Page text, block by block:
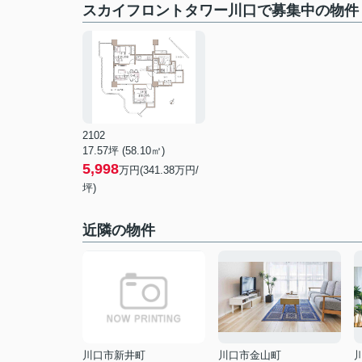
スカイフロントタワー川口で募集中の物件
2102
17.57坪 (58.10㎡)
5,998万円(341.38万円/
坪)
近隣の物件
川口市新井町 川口市金山町